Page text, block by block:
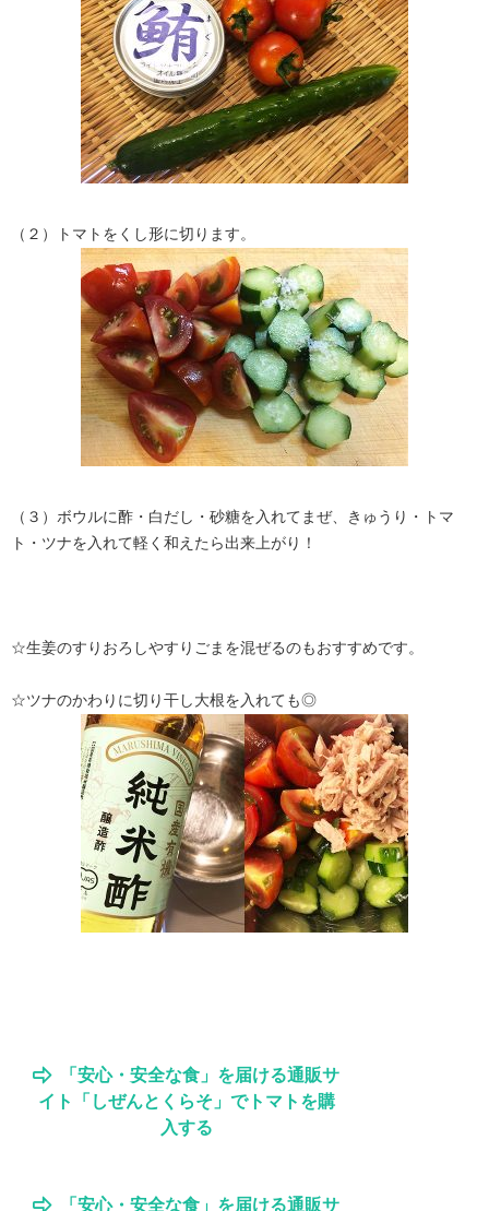
（２）トマトをくし形に切ります。
（３）ボウルに酢・白だし・砂糖を入れてまぜ、きゅうり・トマ
ト・ツナを入れて軽く和えたら出来上がり！
☆生姜のすりおろしやすりごまを混ぜるのもおすすめです。
☆ツナのかわりに切り干し大根を入れても◎
「安心・安全な食」を届ける通販サ
イト「しぜんとくらそ」でトマトを購
入する
「安心・安全な食」を届ける通販サ